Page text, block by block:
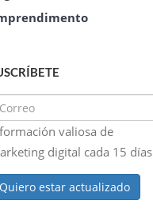
valiosa de
digital cada 15 días
Quiero estar actualizado